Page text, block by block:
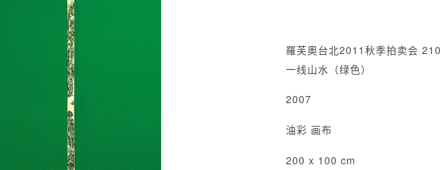
羅芙奧台北2011秋季拍卖会 210
一线山水（绿色）
2007
油彩 画布
200 x 100 cm